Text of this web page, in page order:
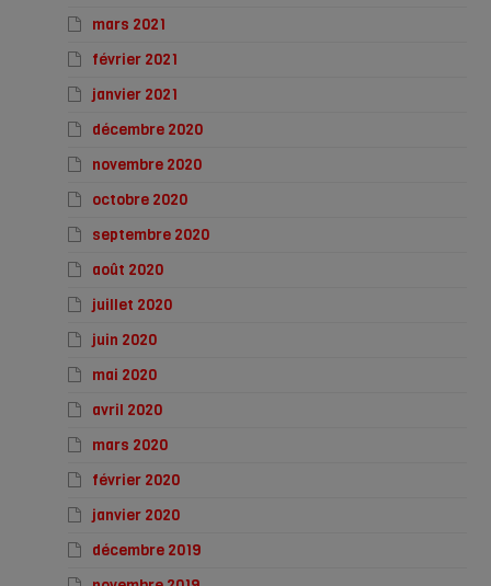
mars 2021
février 2021
janvier 2021
décembre 2020
novembre 2020
octobre 2020
septembre 2020
août 2020
juillet 2020
juin 2020
mai 2020
avril 2020
mars 2020
février 2020
janvier 2020
décembre 2019